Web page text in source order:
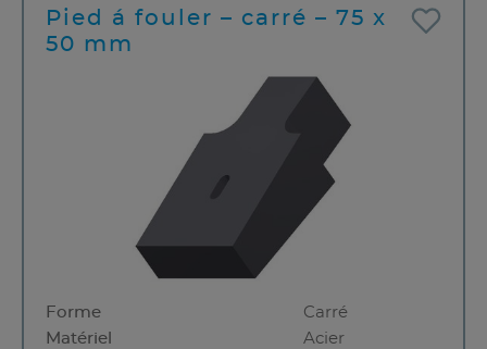
Pied á fouler – carré – 75 x
50 mm
Forme
Carré
Matériel
Acier